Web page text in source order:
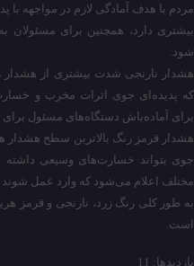
مردم با هدف آمادگی لازم در مواجهه
بیشتری دارد، همچنین برای مسئولان
شود.
هشدار نارنجی شدت بیشتری از هشدار
که پدیده‌ای جوی اثرات مخرب و
برای آماده‌باش دستگاه‌های مسئول
هشدار قرمز رنگ بالاترین سطح
جوی بتواند خسارت‌های وسیعی داشته
مختلف اعلام می‌شود که وارد عمل شوند
به طور کلی رنگ زرد، نارنجی و قرمز
است.
بازدیدها: 11